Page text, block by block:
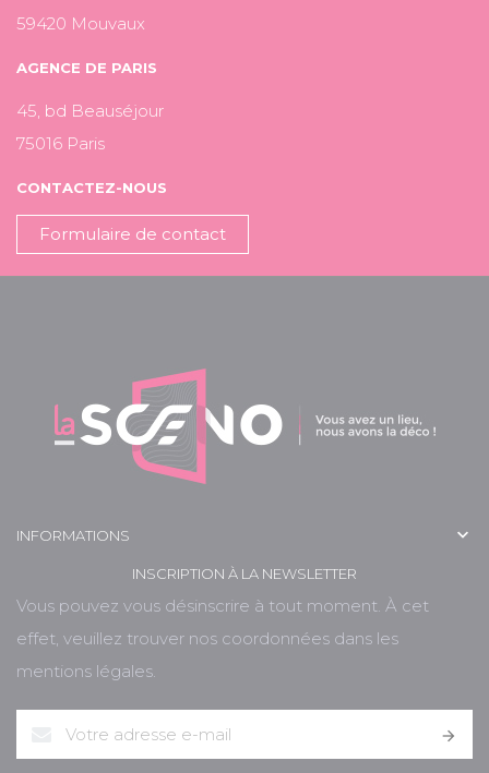
59420 Mouvaux
AGENCE DE PARIS
45, bd Beauséjour
75016 Paris
CONTACTEZ-NOUS
Formulaire de contact
INFORMATIONS 
INSCRIPTION À LA NEWSLETTER
Vous pouvez vous désinscrire à tout moment. À cet
effet, veuillez trouver nos coordonnées dans les
mentions légales.
